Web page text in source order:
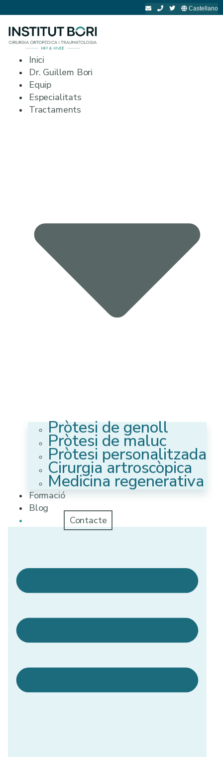
Castellano
Inici
Dr. Guillem Bori
Equip
Especialitats
Tractaments
Pròtesi de genoll
Pròtesi de maluc
Pròtesi personalitzada
Cirurgia artroscòpica
Medicina regenerativa
Formació
Blog
Contacte